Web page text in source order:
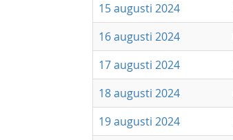
15 augusti 2024
16 augusti 2024
17 augusti 2024
18 augusti 2024
19 augusti 2024